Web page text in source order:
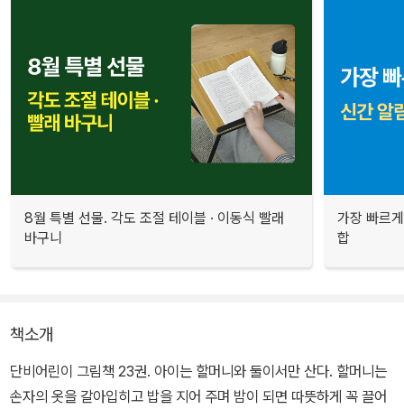
8월 특별 선물. 각도 조절 테이블 · 이동식 빨래
바구니
가장 빠르
합
책소개
단비어린이 그림책 23권. 아이는 할머니와 둘이서만 산다. 할머니는
손자의 옷을 갈아입히고 밥을 지어 주며 밤이 되면 따뜻하게 꼭 끌어